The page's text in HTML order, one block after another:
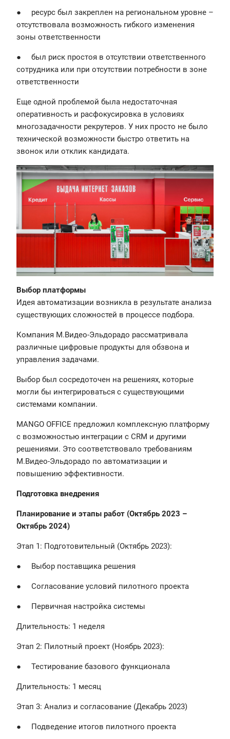
● ресурс был закреплен на региональном уровне –
отсутствовала возможность гибкого изменения
зоны ответственности
● был риск простоя в отсутствии ответственного
сотрудника или при отсутствии потребности в зоне
ответственности
Еще одной проблемой была недостаточная
оперативность и расфокусировка в условиях
многозадачности рекрутеров. У них просто не было
технической возможности быстро ответить на
звонок или отклик кандидата.
Выбор платформы
Идея автоматизации возникла в результате анализа
существующих сложностей в процессе подбора.
Компания М.Видео-Эльдорадо рассматривала
различные цифровые продукты для обзвона и
управления задачами.
Выбор был сосредоточен на решениях, которые
могли бы интегрироваться с существующими
системами компании.
MANGO OFFICE предложил комплексную платформу
с возможностью интеграции с CRM и другими
решениями. Это соответствовало требованиям
М.Видео-Эльдорадо по автоматизации и
повышению эффективности.
Подготовка внедрения
Планирование и этапы работ (Октябрь 2023 –
Октябрь 2024)
Этап 1: Подготовительный (Октябрь 2023):
● Выбор поставщика решения
● Согласование условий пилотного проекта
● Первичная настройка системы
Длительность: 1 неделя
Этап 2: Пилотный проект (Ноябрь 2023):
● Тестирование базового функционала
Длительность: 1 месяц
Этап 3: Анализ и согласование (Декабрь 2023)
● Подведение итогов пилотного проекта